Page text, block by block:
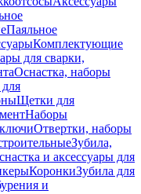
Паяльное
Комплектующие
для сварки,
Оснастка, наборы
Щетки для
Наборы
Отвертки, наборы
Зубила,
и аксессуары для
КоронкиЗубила для
и